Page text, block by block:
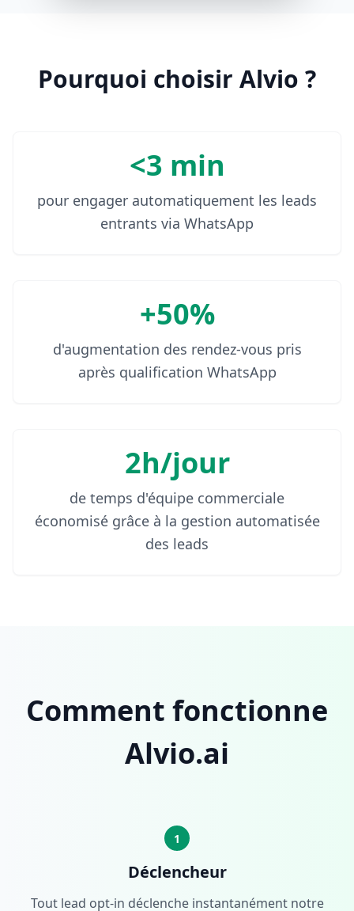
Pourquoi choisir Alvio ?
<3 min
pour engager automatiquement les leads
entrants via WhatsApp
+50%
d'augmentation des rendez-vous pris
après qualification WhatsApp
2h/jour
de temps d'équipe commerciale
économisé grâce à la gestion automatisée
des leads
Comment fonctionne
Alvio.ai
1
Déclencheur
Tout lead opt-in déclenche instantanément notre